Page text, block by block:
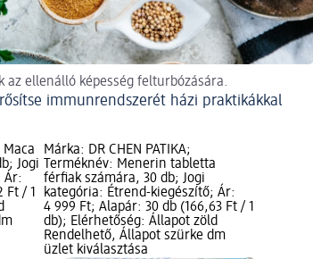
az ellenálló képesség felturbózására.
immunrendszerét házi praktikákkal
Jogi
Ár:
Ft / 1
Márka: DR CHEN PATIKA;
Terméknév: Menerin tabletta
férfiak számára, 30 db; Jogi
kategória: Étrend-kiegészítő; Ár:
4 999 Ft; Alapár: 30 db (166,63 Ft / 1
db); Elérhetőség: Állapot zöld
Rendelhető, Állapot szürke dm
üzlet kiválasztása